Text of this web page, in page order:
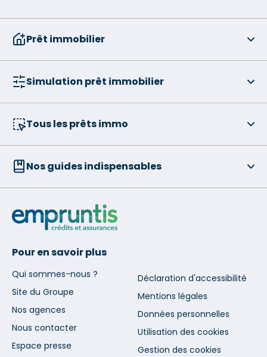
Prêt immobilier
Simulation prêt immobilier
Tous les prêts immo
Nos guides indispensables
Pour en savoir plus
Qui sommes-nous ?
Site du Groupe
Nos agences
Nous contacter
Espace presse
Déclaration d'accessibilité
Mentions légales
Données personnelles
Utilisation des cookies
Gestion des cookies